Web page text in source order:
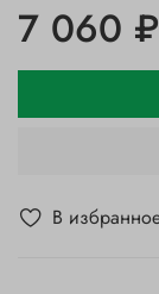
В
7 060 ₽